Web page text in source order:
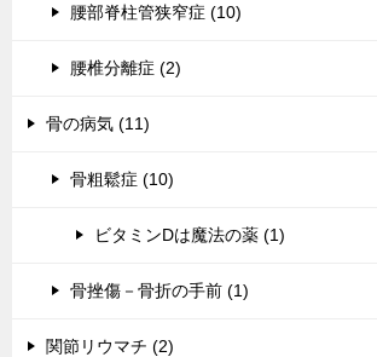
腰部脊柱管狭窄症 (10)
腰椎分離症 (2)
骨の病気 (11)
骨粗鬆症 (10)
ビタミンDは魔法の薬 (1)
骨挫傷－骨折の手前 (1)
関節リウマチ (2)